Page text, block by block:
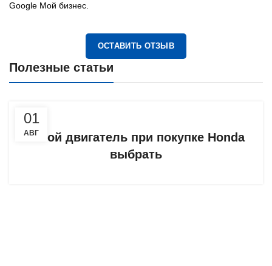
Google Мой бизнес.
ОСТАВИТЬ ОТЗЫВ
Полезные статьи
01
АВГ
Какой двигатель при покупке Honda
выбрать